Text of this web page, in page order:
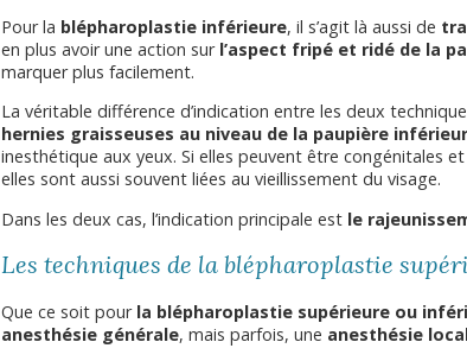
Pour la blépharoplastie inférieure, il s’agit là aussi de
en plus avoir une action sur l’aspect fripé et ridé de la
marquer plus facilement.
La véritable différence d’indication entre les deux
hernies graisseuses au niveau de la paupière
inesthétique aux yeux. Si elles peuvent être congénitales
elles sont aussi souvent liées au vieillissement du visage.
Dans les deux cas, l’indication principale est le
Les techniques de la blépharoplastie
Que ce soit pour la blépharoplastie supérieure ou
anesthésie générale, mais parfois, une anesthésie